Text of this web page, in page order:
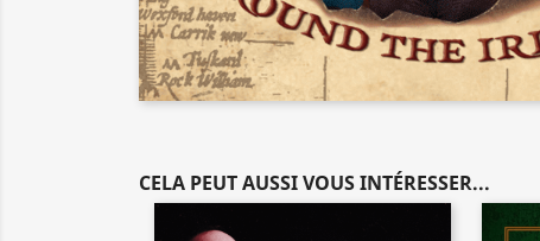
CELA PEUT AUSSI VOUS INTÉRESSER...